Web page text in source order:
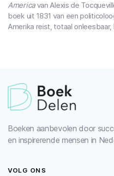
Americavan Alexis de
boek uit 1831 van een
Amerika reist, totaal onleesbaar,
Boeken aanbevolen door
en inspirerende mensen in
VOLG ONS